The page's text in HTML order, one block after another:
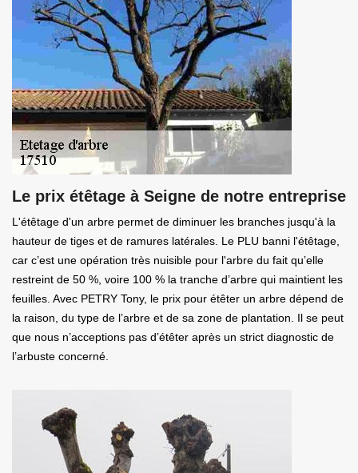
Le prix étêtage à Seigne de notre entreprise
L'étêtage d'un arbre permet de diminuer les branches jusqu'à la
hauteur de tiges et de ramures latérales. Le PLU banni l'étêtage,
car c’est une opération très nuisible pour l'arbre du fait qu’elle
restreint de 50 %, voire 100 % la tranche d’arbre qui maintient les
feuilles. Avec PETRY Tony, le prix pour étêter un arbre dépend de
la raison, du type de l’arbre et de sa zone de plantation. Il se peut
que nous n’acceptions pas d’étêter après un strict diagnostic de
l’arbuste concerné.